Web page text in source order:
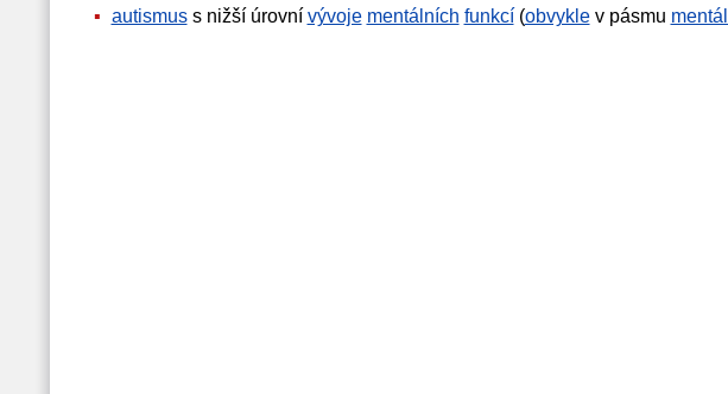
autismuss nižší úrovní vývoje mentálních funkcí(obvyklev pásmu